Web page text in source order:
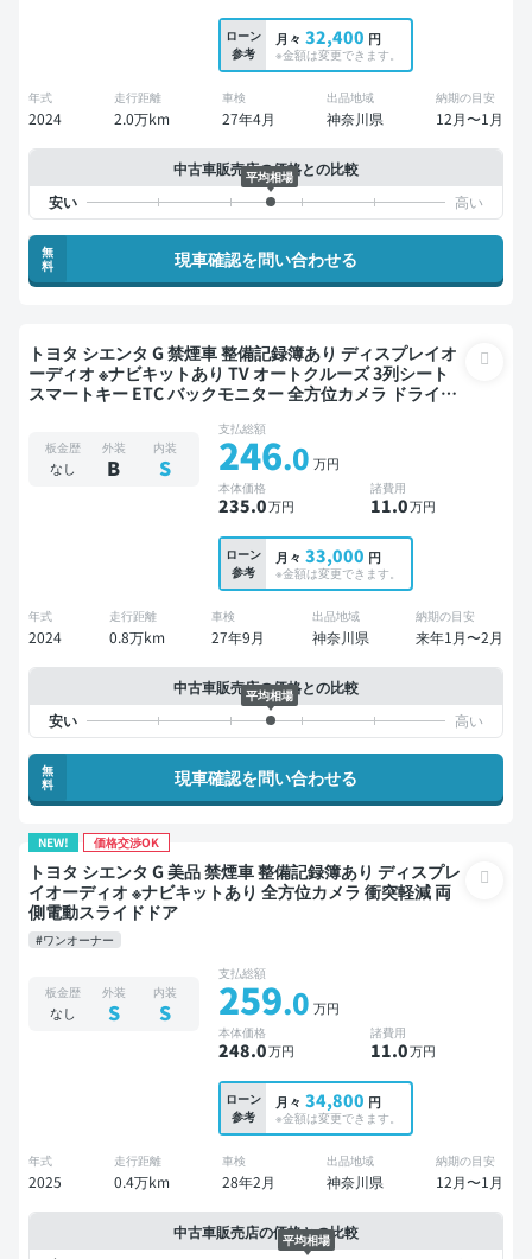
ローン
参考
月々 32,400 円
※金額は変更できます。
年式
2024
走行距離
2.0万km
車検
27年4月
出品地域
神奈川県
納期の目安
12月〜1月
中古車販売店の価格との比較
平均相場
無
料
現車確認を問い合わせる
トヨタ シエンタ G 禁煙車 整備記録簿あり ディスプレイオ
ーディオ ※ナビキットあり TV オートクルーズ 3列シート
スマートキー ETC バックモニター 全方位カメラ ドライブ
板金歴
なし
外装
B
内装
S
支払総額
246.0 万円
本体価格
235.0万円
諸費用
11.0万円
ローン
参考
月々 33,000 円
※金額は変更できます。
年式
2024
走行距離
0.8万km
車検
27年9月
出品地域
神奈川県
納期の目安
来年1月〜2月
中古車販売店の価格との比較
平均相場
無
料
現車確認を問い合わせる
NEW! 価格交渉OK
トヨタ シエンタ G 美品 禁煙車 整備記録簿あり ディスプレ
イオーディオ ※ナビキットあり 全方位カメラ 衝突軽減 両
側電動スライドドア
#ワンオーナー
板金歴
なし
外装
S
内装
S
支払総額
259.0 万円
本体価格
248.0万円
諸費用
11.0万円
ローン
参考
月々 34,800 円
※金額は変更できます。
年式
2025
走行距離
0.4万km
車検
28年2月
出品地域
神奈川県
納期の目安
12月〜1月
中古車販売店の価格との比較
平均相場